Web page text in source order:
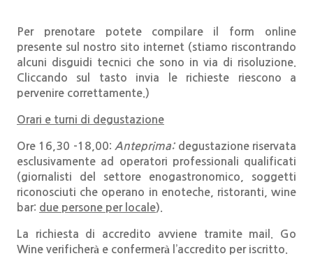
Per prenotare potete compilare il form online
presente sul nostro sito internet (stiamo riscontrando
alcuni disguidi tecnici che sono in via di risoluzione.
Cliccando sul tasto invia le richieste riescono a
pervenire correttamente.)
Orari e turni di degustazione
Ore 16,30 -18,00: Anteprima:degustazione riservata
esclusivamente ad operatori professionali qualificati
(giornalisti del settore enogastronomico, soggetti
riconosciuti che operano in enoteche, ristoranti, wine
bar: due persone per locale).
La richiesta di accredito avviene tramite mail. Go
Wine verificherà e confermerà l’accredito per iscritto.